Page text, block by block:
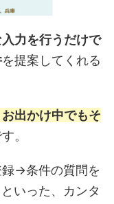
力を行うだけで
を提案してくれる
出かけ中でもそ
。
録→条件の質問を
いった、カンタ